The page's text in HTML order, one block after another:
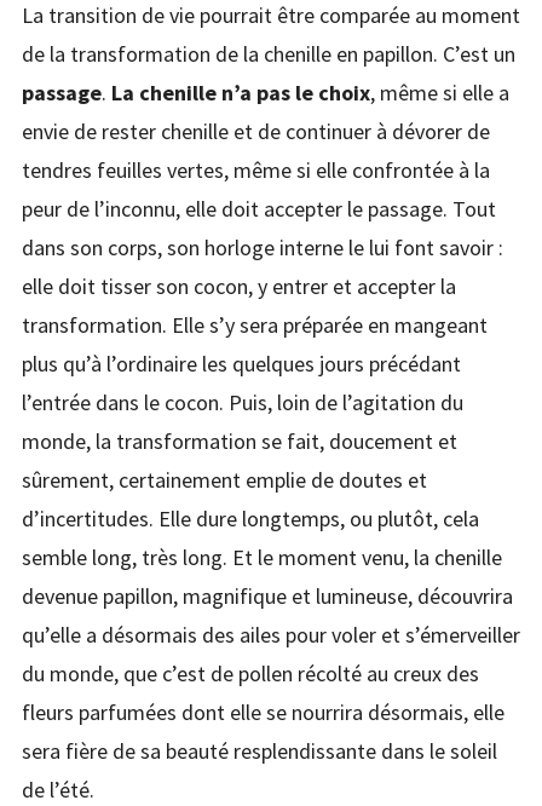
La transition de vie pourrait être comparée au moment
de la transformation de la chenille en papillon. C’est un
passage. La chenille n’a pas le choix, même si elle a
envie de rester chenille et de continuer à dévorer de
tendres feuilles vertes, même si elle confrontée à la
peur de l’inconnu, elle doit accepter le passage. Tout
dans son corps, son horloge interne le lui font savoir :
elle doit tisser son cocon, y entrer et accepter la
transformation. Elle s’y sera préparée en mangeant
plus qu’à l’ordinaire les quelques jours précédant
l’entrée dans le cocon. Puis, loin de l’agitation du
monde, la transformation se fait, doucement et
sûrement, certainement emplie de doutes et
d’incertitudes. Elle dure longtemps, ou plutôt, cela
semble long, très long. Et le moment venu, la chenille
devenue papillon, magnifique et lumineuse, découvrira
qu’elle a désormais des ailes pour voler et s’émerveiller
du monde, que c’est de pollen récolté au creux des
fleurs parfumées dont elle se nourrira désormais, elle
sera fière de sa beauté resplendissante dans le soleil
de l’été.